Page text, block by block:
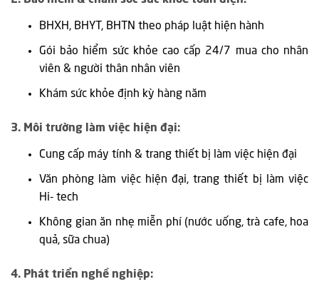
BHXH, BHYT, BHTN theo pháp luật hiện hành
Gói bảo hiểm sức khỏe cao cấp 24/7 mua cho nhân
viên & người thân nhân viên
Khám sức khỏe định kỳ hàng năm
3. Môi trường làm việc hiện đại:
Cung cấp máy tính & trang thiết bị làm việc hiện đại
Văn phòng làm việc hiện đại, trang thiết bị làm việc
Hi- tech
Không gian ăn nhẹ miễn phí (nước uống, trà cafe, hoa
quả, sữa chua)
4. Phát triển nghề nghiệp: